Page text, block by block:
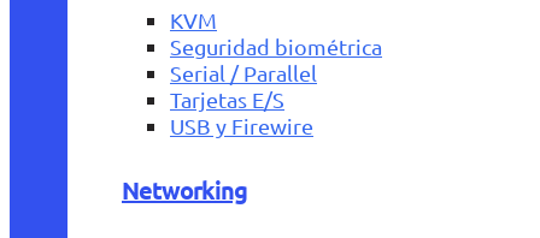
KVM
Seguridad biométrica
Serial / Parallel
Tarjetas E/S
USB y Firewire
Networking